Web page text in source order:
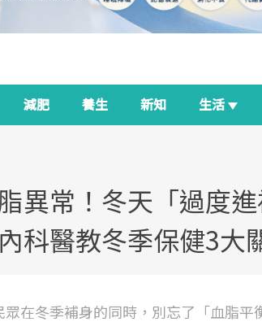
減肥 養生 新知 生活
異常！冬天「過度
科醫教冬季保健3大
眾在冬季補身的同時，別忘了「血脂